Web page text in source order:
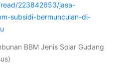
223842653/jasa-
subsidi-bermunculan-di-
BBM Jenis Solar Gudang